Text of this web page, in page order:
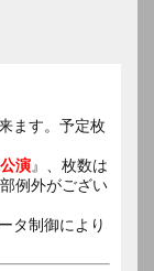
ます。予定枚
演』、枚数は
例外がござい
タ制御により